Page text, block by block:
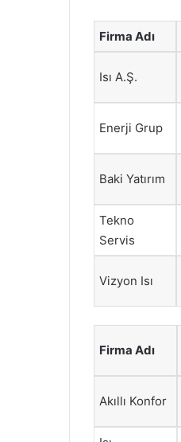
Firma Adı
Isı A.Ş.
Enerji Grup
Baki Yatırım
Tekno
Servis
Vizyon Isı
Firma Adı
Akıllı Konfor